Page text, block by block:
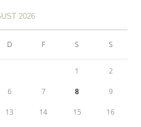
2026
D F S S
1 2
6 7 8 9
13 14 15 16